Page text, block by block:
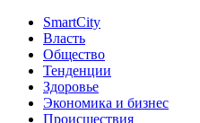
SmartCity
Власть
Общество
Тенденции
Здоровье
Экономика и бизнес
Происшествия